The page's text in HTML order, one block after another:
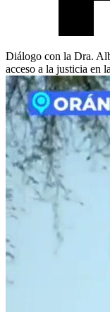
Diálogo con la Dra.
acceso a la justicia en